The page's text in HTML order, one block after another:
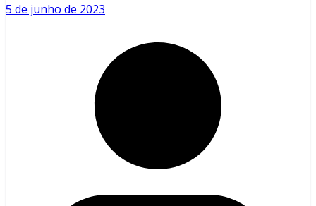
5 de junho de 2023